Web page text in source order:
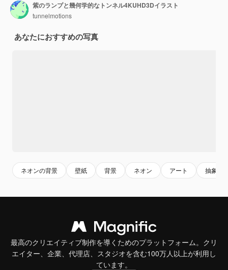
紫のランプと幾何学的なトンネル4KUHD3Dイラスト
tunnelmotions
あなたにおすすめの写真
ネオンの背景 壁紙 背景 ネオン アート 抽象的
最高のクリエイティブ制作を導くためのプラットフォーム。クリ
エイター、企業、代理店、スタジオを含む100万人以上が利用し
ています。